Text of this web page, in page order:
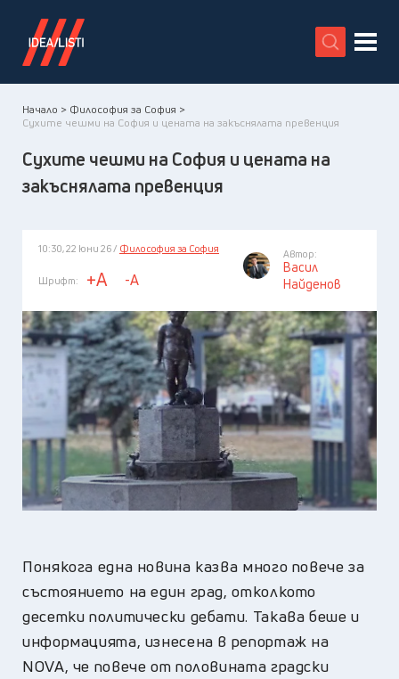
X
Начало > Философия за София >
Сухите чешми на София и цената на закъснялата превенция
Сухите чешми на София и цената на
закъснялата превенция
10:30, 22 юни 26 / Философия за София
Шрифт: +A -A
Автор:
Васил
Найденов
Понякога една новина казва много повече за
състоянието на един град, отколкото
десетки политически дебати. Такава беше и
информацията, изнесена в репортаж на
NOVA, че повече от половината градски